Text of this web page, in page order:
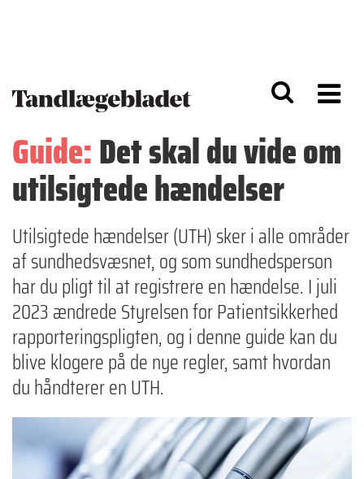
Guide:Det skal du vide om
utilsigtede hændelser
Utilsigtede hændelser (UTH) sker i alle områder
af sundhedsvæsnet, og som sundhedsperson
har du pligt til at registrere en hændelse. I juli
2023 ændrede Styrelsen for Patientsikkerhed
rapporteringspligten, og i denne guide kan du
blive klogere på de nye regler, samt hvordan
du håndterer en UTH.